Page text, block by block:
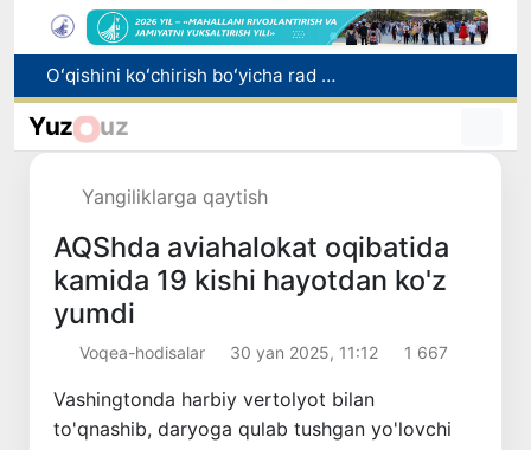
I va II guruh nogironligi boʻlgan fuqarolarga pensiya proaktiv tarzda tayinlanadi
Bozorga chiqariladigan barcha mahsulotlar xavfsiz boʻlishi shart
Yuz uz
Yangiliklarga qaytish
AQShda aviahalokat oqibatida
kamida 19 kishi hayotdan ko'z
yumdi
Voqea-hodisalar 30 yan 2025, 11:12 1 667
Vashingtonda harbiy vertolyot bilan
to'qnashib, daryoga qulab tushgan yo'lovchi